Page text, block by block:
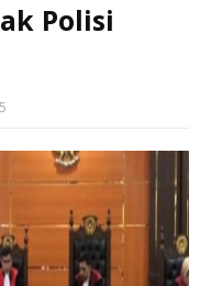
Polisi